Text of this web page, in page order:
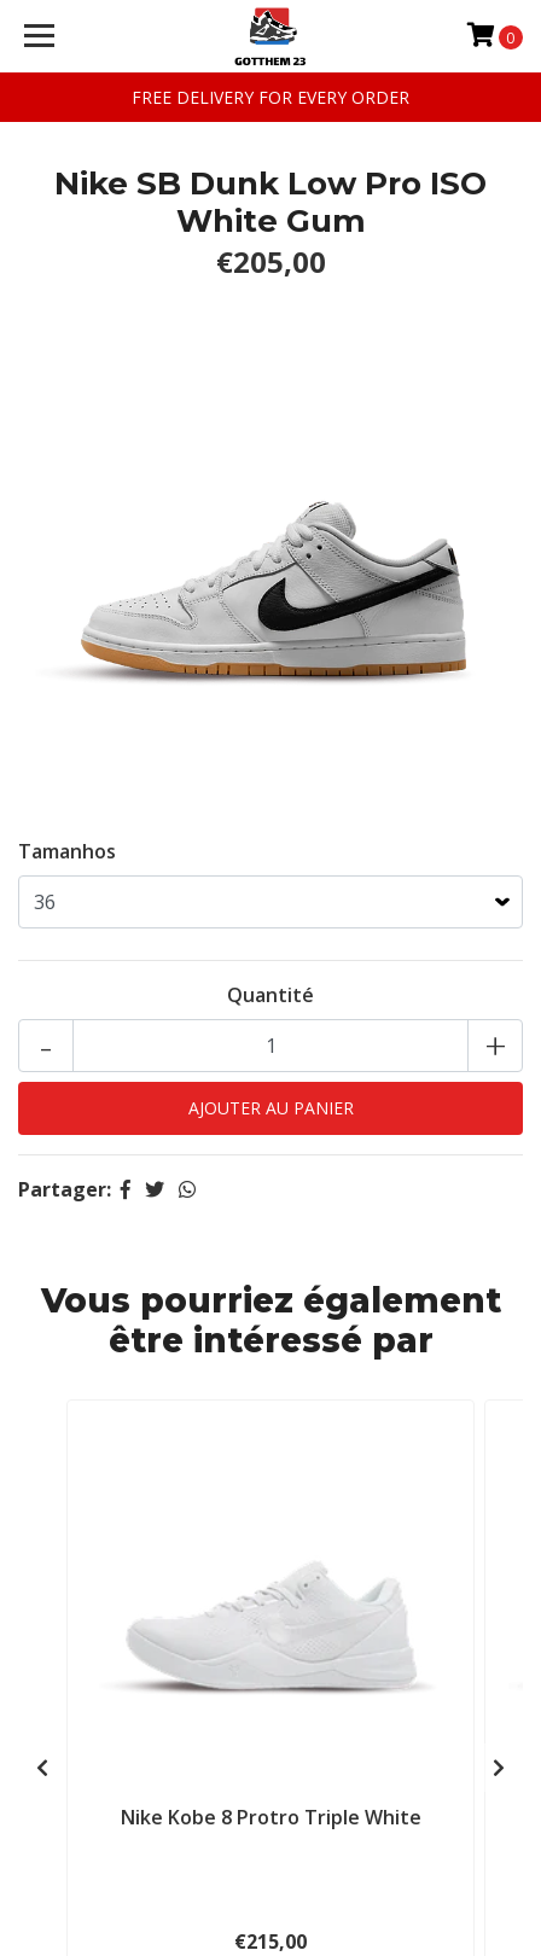
FREE DELIVERY FOR EVERY ORDER
0
Nike SB Dunk Low Pro ISO
White Gum
€205,00
Tamanhos
Quantité
+
-
Partager:
Vous pourriez également
être intéressé par
Nike Kobe 8 Protro Triple White
€215,00